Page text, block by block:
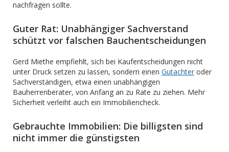
nachfragen sollte.
Guter Rat: Unabhängiger Sachverstand
schützt vor falschen Bauchentscheidungen
Gerd Miethe empfiehlt, sich bei Kaufentscheidungen nicht
unter Druck setzen zu lassen, sondern einen Gutachter oder
Sachverständigen, etwa einen unabhängigen
Bauherrenberater, von Anfang an zu Rate zu ziehen. Mehr
Sicherheit verleiht auch ein Immobiliencheck.
Gebrauchte Immobilien: Die billigsten sind
nicht immer die günstigsten